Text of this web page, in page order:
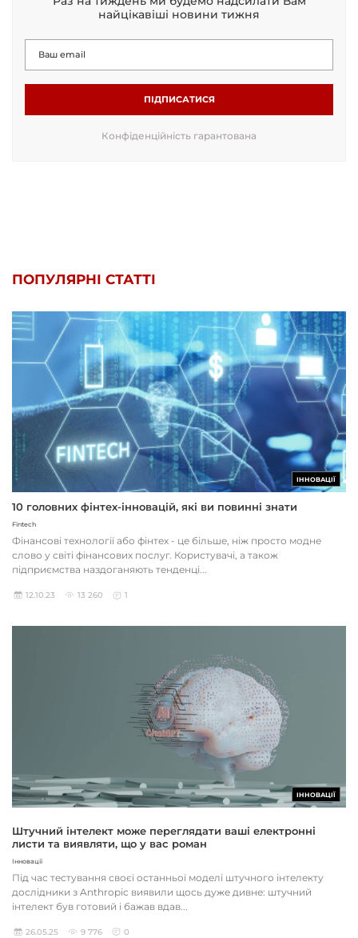
найцікавіші новини тижня
ПІДПИСАТИСЯ
Конфіденційність гарантована
ПОПУЛЯРНІ СТАТТІ
ІННОВАЦІЇ
10 головних фінтех-інновацій, які ви повинні знати
Fintech
Фінансові технології або фінтех - це більше, ніж просто модне
слово у світі фінансових послуг. Користувачі, а також
підприємства наздоганяють тенденці...
12.10.23 13 260 1
ІННОВАЦІЇ
Штучний інтелект може переглядати ваші електронні
листи та виявляти, що у вас роман
Інновації
Під час тестування своєї останньої моделі штучного інтелекту
дослідники з Anthropic виявили щось дуже дивне: штучний
інтелект був готовий і бажав вдав...
26.05.25 9 776 0